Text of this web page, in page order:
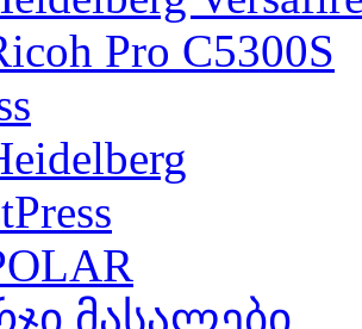
Pro C5300S